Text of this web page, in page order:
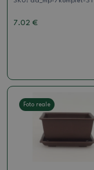
7.02 €
Foto reale